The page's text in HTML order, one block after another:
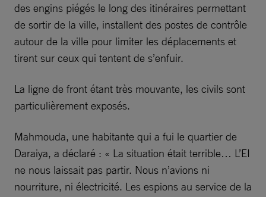
des engins piégés le long des itinéraires permettant
de sortir de la ville, installent des postes de contrôle
autour de la ville pour limiter les déplacements et
tirent sur ceux qui tentent de s’enfuir.
La ligne de front étant très mouvante, les civils sont
particulièrement exposés.
Mahmouda, une habitante qui a fui le quartier de
Daraiya, a déclaré : « La situation était terrible… L’EI
ne nous laissait pas partir. Nous n’avions ni
nourriture, ni électricité. Les espions au service de la